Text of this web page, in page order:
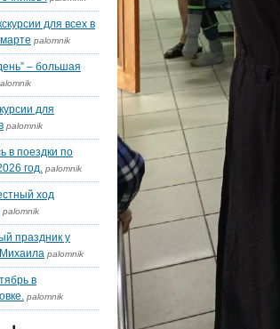
для всех в
palomnik
– большая
для
palomnik
в поездки по
год. palomnik
ход
palomnik
праздник у
palomnik
в
palomnik